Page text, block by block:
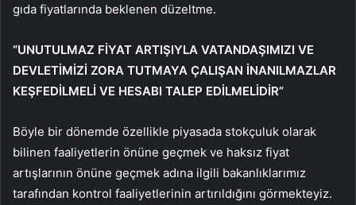
gıda fiyatlarında beklenen düzeltme.
“UNUTULMAZ FİYAT ARTIŞIYLA VATANDAŞIMIZI VE
DEVLETİMİZİ ZORA TUTMAYA ÇALIŞAN İNANILMAZLAR
KEŞFEDİLMELİ VE HESABI TALEP EDİLMELİDİR”
Böyle bir dönemde özellikle piyasada stokçuluk olarak
bilinen faaliyetlerin önüne geçmek ve haksız fiyat
artışlarının önüne geçmek adına ilgili bakanlıklarımız
tarafından kontrol faaliyetlerinin artırıldığını görmekteyiz.